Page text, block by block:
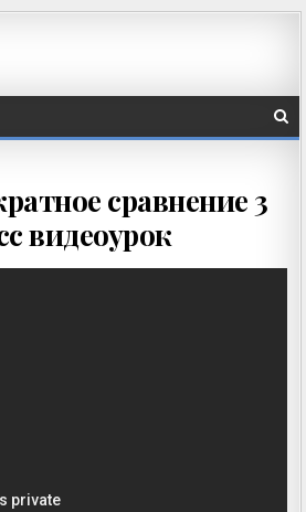
сравнение 3
видеоурок